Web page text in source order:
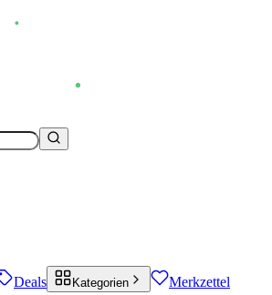
Deals Kategorien Merkzettel